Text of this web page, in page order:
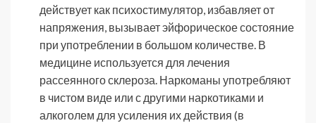
действует как психостимулятор, избавляет от
напряжения, вызывает эйфорическое состояние
при употреблении в большом количестве. В
медицине используется для лечения
рассеянного склероза. Наркоманы употребляют
в чистом виде или с другими наркотиками и
алкоголем для усиления их действия (в